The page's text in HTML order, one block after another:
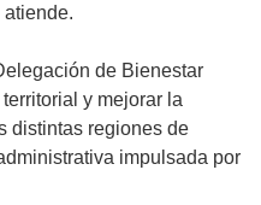
de Bienestar
y mejorar la
distintas regiones de
impulsada por